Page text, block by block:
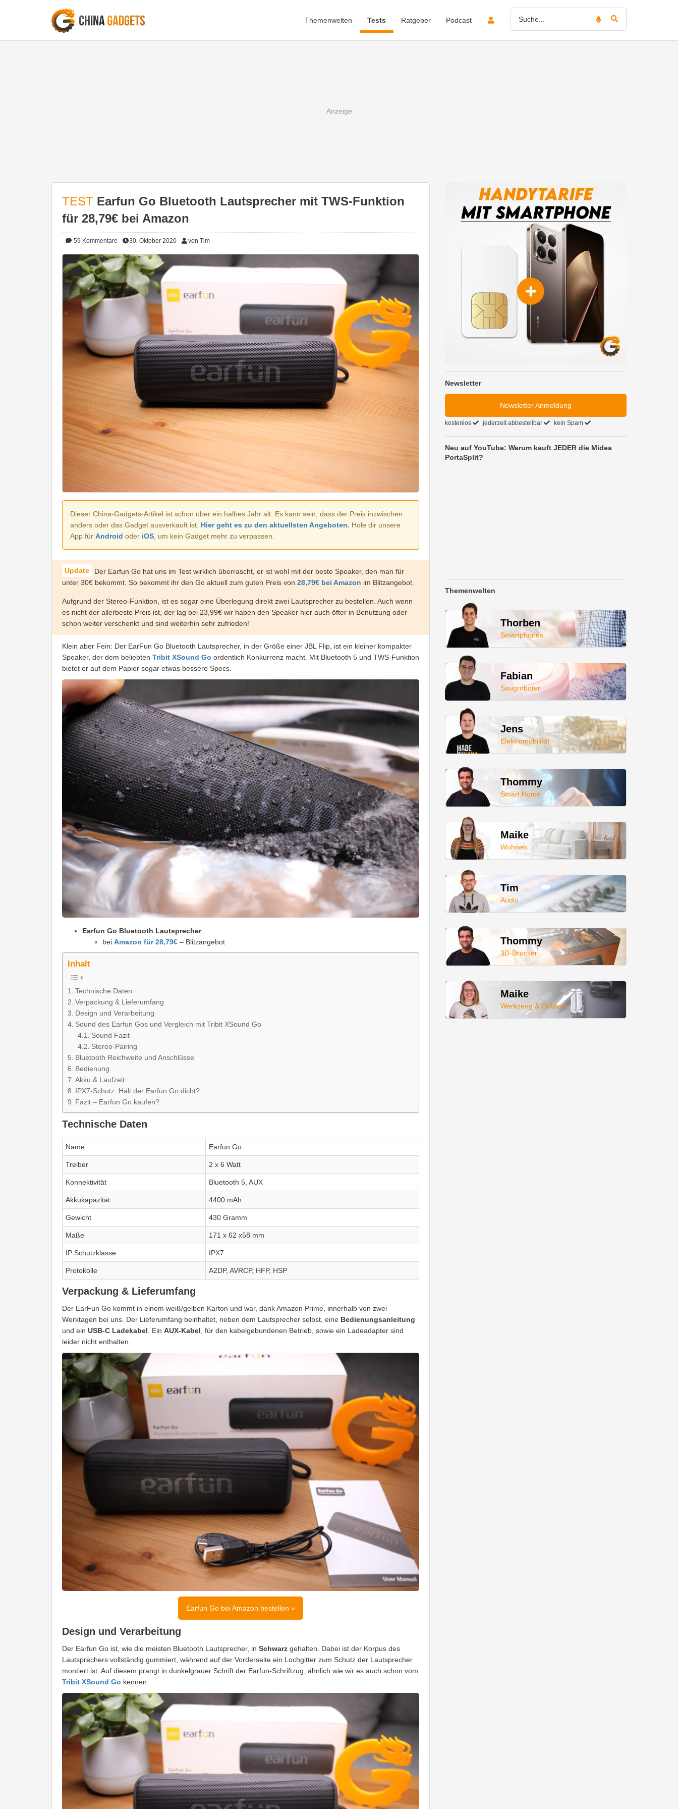
Themenwelten Tests Ratgeber Podcast
TEST Earfun Go Bluetooth Lautsprecher mit TWS-Funktion
für 28,79€ bei Amazon
59 Kommentare 30. Oktober 2020 von Tim
Dieser China-Gadgets-Artikel ist schon über ein halbes Jahr alt. Es kann sein, dass der Preis inzwischen
anders oder das Gadget ausverkauft ist. Hier geht es zu den aktuellsten Angeboten. Hole dir unsere
App für Android oder iOS , um kein Gadget mehr zu verpassen.
Der Earfun Go hat uns im Test wirklich überrascht, er ist wohl mit der beste Speaker, den man für
unter 30€ bekommt. So bekommt ihr den Go aktuell zum guten Preis von 28,79€ bei Amazon im Blitzangebot.
Aufgrund der Stereo-Funktion, ist es sogar eine Überlegung direkt zwei Lautsprecher zu bestellen. Auch wenn
es nicht der allerbeste Preis ist, der lag bei 23,99€ wir haben den Speaker hier auch öfter in Benutzung oder
schon weiter verschenkt und sind weiterhin sehr zufrieden!
Klein aber Fein: Der EarFun Go Bluetooth Lautsprecher, in der Größe einer JBL Flip, ist ein kleiner kompakter
Speaker, der dem beliebten Tribit XSound Go ordentlich Konkurrenz macht. Mit Bluetooth 5 und TWS-Funktion
bietet er auf dem Papier sogar etwas bessere Specs.
Earfun Go Bluetooth Lautsprecher
bei Amazon für 28,79€ – Blitzangebot
Inhalt
Technische Daten
Verpackung & Lieferumfang
Design und Verarbeitung
Sound des Earfun Gos und Vergleich mit Tribit XSound Go
Sound Fazit
Stereo-Pairing
Bluetooth Reichweite und Anschlüsse
Bedienung
Akku & Laufzeit
IPX7-Schutz: Hält der Earfun Go dicht?
Fazit – Earfun Go kaufen?
Technische Daten
Name Earfun Go
Treiber 2 x 6 Watt
Konnektivität Bluetooth 5, AUX
Akkukapazität 4400 mAh
Gewicht 430 Gramm
Maße 171 x 62 x58 mm
IP Schutzklasse IPX7
Protokolle A2DP, AVRCP, HFP, HSP
Verpackung & Lieferumfang
Der EarFun Go kommt in einem weiß/gelben Karton und war, dank Amazon Prime, innerhalb von zwei
Werktagen bei uns. Der Lieferumfang beinhaltet, neben dem Lautsprecher selbst, eine Bedienungsanleitung
und ein USB-C Ladekabel . Ein AUX-Kabel , für den kabelgebundenen Betrieb, sowie ein Ladeadapter sind
leider nicht enthalten.
Earfun Go bei Amazon bestellen »
Design und Verarbeitung
Der Earfun Go ist, wie die meisten Bluetooth Lautsprecher, in Schwarz gehalten. Dabei ist der Korpus des
Lautsprechers vollständig gummiert, während auf der Vorderseite ein Lochgitter zum Schutz der Lautsprecher
montiert ist. Auf diesem prangt in dunkelgrauer Schrift der Earfun-Schriftzug, ähnlich wie wir es auch schon vom
Tribit XSound Go kennen.
Newsletter
Newsletter Anmeldung
kostenlos jederzeit abbestellbar kein Spam
Neu auf YouTube: Warum kauft JEDER die Midea
PortaSplit?
Themenwelten
Thorben
Smartphones
Fabian
Saugroboter
Jens
Elektromobilität
Thommy
Smart Home
Maike
Wohnen
Tim
Audio
Thommy
3D-Drucker
Maike
Werkzeug & Outdoor